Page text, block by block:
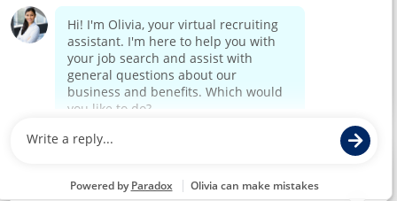
tawarkan mungkin terjejas jika anda tidak menerima
semua kuki.
Ubah Suai Keutamaan Kuki
Tolak Semua Kuki
Laman Utama Korporat
terpelihara.